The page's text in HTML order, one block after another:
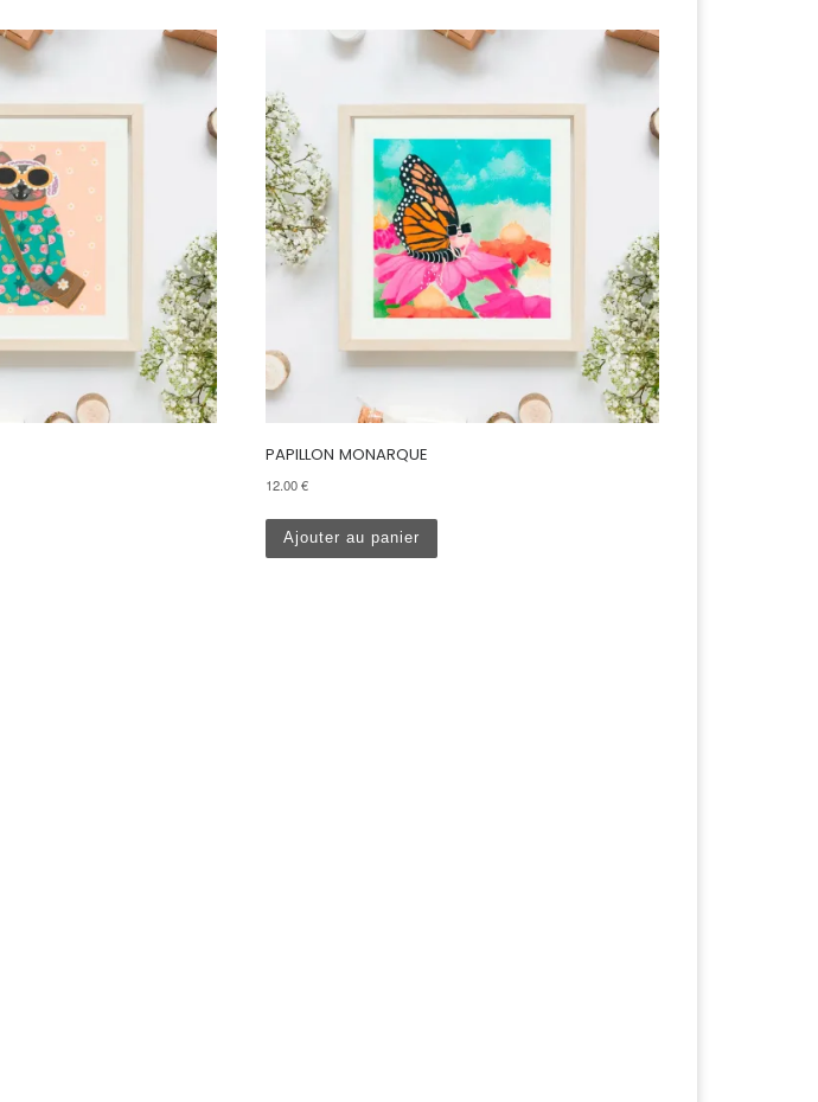
PAPILLON MONARQUE
12.00€
Ajouter au panier